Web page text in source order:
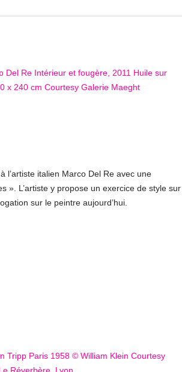
l’artiste italien Marco Del Re avec une
». L’artiste y propose un exercice de style sur
sur le peintre aujourd’hui.